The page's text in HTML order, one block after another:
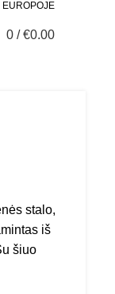
EUROPOJE
0 / €0.00
stalo,
iš
šiuo